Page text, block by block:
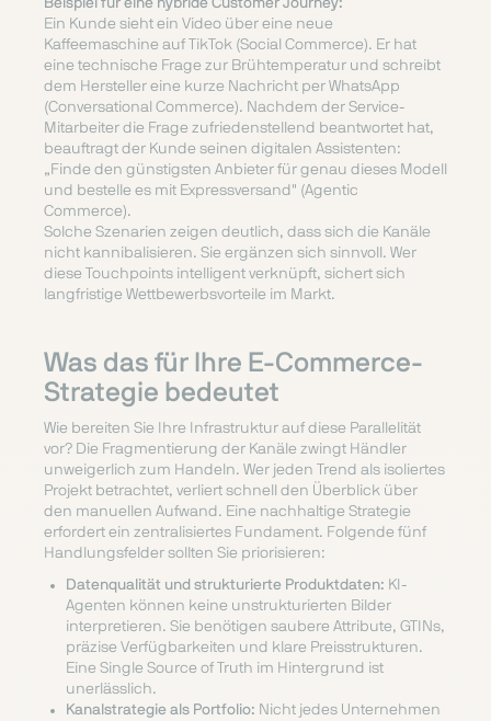
Ein Kunde sieht ein Video über eine neue
Kaffeemaschine auf TikTok (Social Commerce). Er hat
eine technische Frage zur Brühtemperatur und schreibt
dem Hersteller eine kurze Nachricht per WhatsApp
(Conversational Commerce). Nachdem der Service-
Mitarbeiter die Frage zufriedenstellend beantwortet hat,
beauftragt der Kunde seinen digitalen Assistenten:
„Finde den günstigsten Anbieter für genau dieses Modell
und bestelle es mit Expressversand" (Agentic
Commerce).
Solche Szenarien zeigen deutlich, dass sich die Kanäle
nicht kannibalisieren. Sie ergänzen sich sinnvoll. Wer
diese Touchpoints intelligent verknüpft, sichert sich
langfristige Wettbewerbsvorteile im Markt.
Was das für Ihre E-Commerce-
Strategie bedeutet
Wie bereiten Sie Ihre Infrastruktur auf diese Parallelität
vor? Die Fragmentierung der Kanäle zwingt Händler
unweigerlich zum Handeln. Wer jeden Trend als isoliertes
Projekt betrachtet, verliert schnell den Überblick über
den manuellen Aufwand. Eine nachhaltige Strategie
erfordert ein zentralisiertes Fundament. Folgende fünf
Handlungsfelder sollten Sie priorisieren:
Datenqualität und strukturierte Produktdaten: KI-
Agenten können keine unstrukturierten Bilder
interpretieren. Sie benötigen saubere Attribute, GTINs,
präzise Verfügbarkeiten und klare Preisstrukturen.
Eine Single Source of Truth im Hintergrund ist
unerlässlich.
Kanalstrategie als Portfolio: Nicht jedes Unternehmen